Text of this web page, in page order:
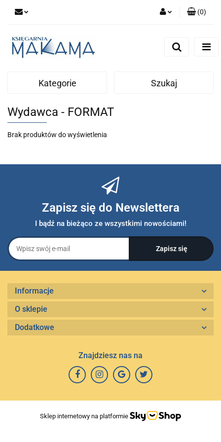
(0)
Kategorie Szukaj
Wydawca - FORMAT
Brak produktów do wyświetlenia
Zapisz się do Newslettera
I bądź na bieżąco ze wszystkimi nowościami!
Informacje
O sklepie
Dodatkowe
Znajdziesz nas na
Sklep internetowy na platformie